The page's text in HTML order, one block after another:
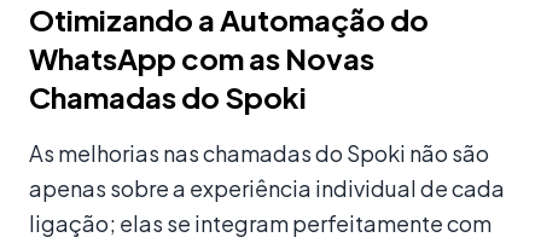
Otimizando a Automação do
WhatsApp com as Novas
Chamadas do Spoki
As melhorias nas chamadas do Spoki não são
apenas sobre a experiência individual de cada
ligação; elas se integram perfeitamente com